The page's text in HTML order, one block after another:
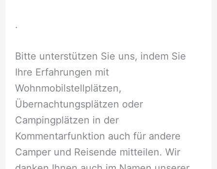
.
Bitte unterstützen Sie uns, indem Sie
Ihre Erfahrungen mit
Wohnmobilstellplätzen,
Übernachtungsplätzen oder
Campingplätzen in der
Kommentarfunktion auch für andere
Camper und Reisende mitteilen. Wir